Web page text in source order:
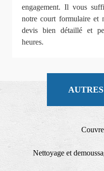
engagement. Il vous
notre court formulaire et
devis bien détaillé et
heures.
Nettoyage et